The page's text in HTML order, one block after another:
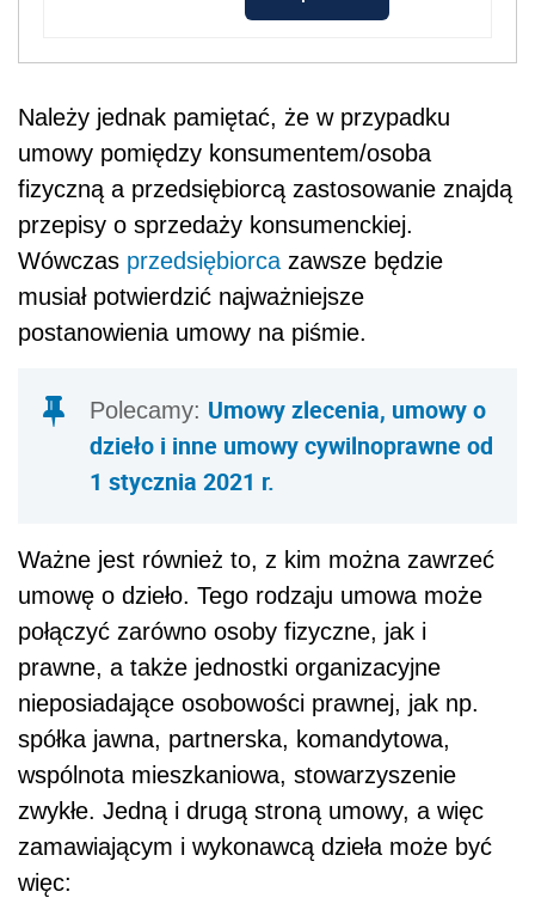
Należy jednak pamiętać, że w przypadku
umowy pomiędzy konsumentem/osoba
fizyczną a przedsiębiorcą zastosowanie znajdą
przepisy o sprzedaży konsumenckiej.
Wówczas przedsiębiorca zawsze będzie
musiał potwierdzić najważniejsze
postanowienia umowy na piśmie.
Polecamy: Umowy zlecenia, umowy o
dzieło i inne umowy cywilnoprawne od
1 stycznia 2021 r.
Ważne jest również to, z kim można zawrzeć
umowę o dzieło. Tego rodzaju umowa może
połączyć zarówno osoby fizyczne, jak i
prawne, a także jednostki organizacyjne
nieposiadające osobowości prawnej, jak np.
spółka jawna, partnerska, komandytowa,
wspólnota mieszkaniowa, stowarzyszenie
zwykłe. Jedną i drugą stroną umowy, a więc
zamawiającym i wykonawcą dzieła może być
więc: